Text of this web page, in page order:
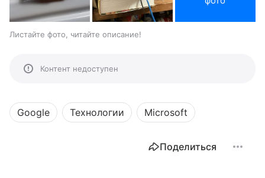
Листайте фото, читайте описание!
Контент недоступен
Google Технологии Microsoft
Поделиться